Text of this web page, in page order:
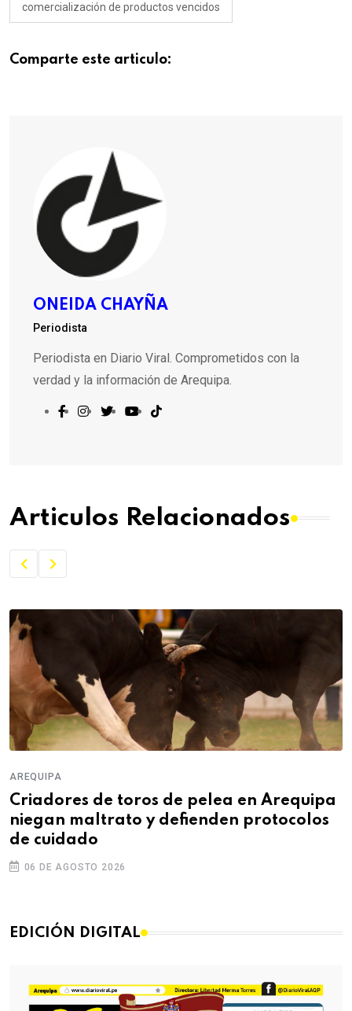
comercialización de productos vencidos
Comparte este articulo:
ONEIDA CHAYÑA
Periodista
Periodista en Diario Viral. Comprometidos con la
verdad y la información de Arequipa.
Articulos Relacionados
AREQUIPA
Criadores de toros de pelea en Arequipa
niegan maltrato y defienden protocolos
de cuidado
06 DE AGOSTO 2026
EDICIÓN DIGITAL